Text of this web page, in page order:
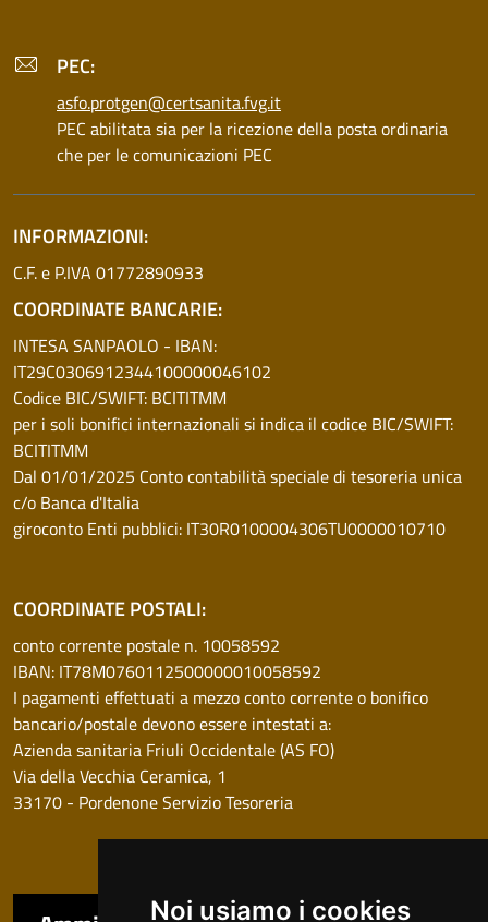
Noi usiamo i cookies
PEC:
asfo.protgen@certsanita.fvg.it
PEC abilitata sia per la ricezione della posta ordinaria
che per le comunicazioni PEC
INFORMAZIONI:
C.F. e P.IVA 01772890933
COORDINATE BANCARIE:
INTESA SANPAOLO - IBAN:
IT29C0306912344100000046102
Codice BIC/SWIFT: BCITITMM
per i soli bonifici internazionali si indica il codice BIC/SWIFT:
BCITITMM
Dal 01/01/2025 Conto contabilità speciale di tesoreria unica
c/o Banca d'Italia
giroconto Enti pubblici: IT30R0100004306TU0000010710
COORDINATE POSTALI:
conto corrente postale n. 10058592
IBAN: IT78M0760112500000010058592
I pagamenti effettuati a mezzo conto corrente o bonifico
bancario/postale devono essere intestati a:
Azienda sanitaria Friuli Occidentale (AS FO)
Via della Vecchia Ceramica, 1
33170 - Pordenone Servizio Tesoreria